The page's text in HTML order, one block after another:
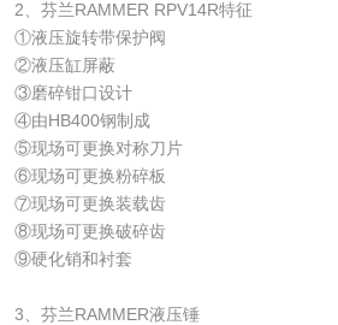
2、芬兰RAMMER RPV14R特征
①液压旋转带保护阀
②液压缸屏蔽
③磨碎钳口设计
④由HB400钢制成
⑤现场可更换对称刀片
⑥现场可更换粉碎板
⑦现场可更换装载齿
⑧现场可更换破碎齿
⑨硬化销和衬套
3、芬兰RAMMER液压锤